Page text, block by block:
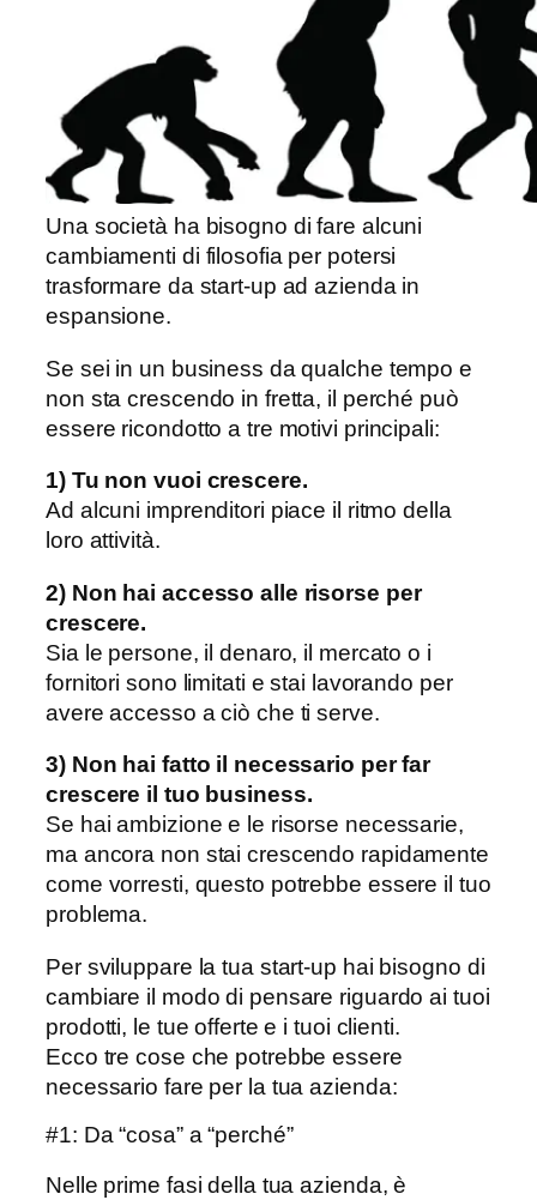
Una società ha bisogno di fare alcuni
cambiamenti di filosofia per potersi
trasformare da start-up ad azienda in
espansione.
Se sei in un business da qualche tempo e
non sta crescendo in fretta, il perché può
essere ricondotto a tre motivi principali:
1) Tu non vuoi crescere.
Ad alcuni imprenditori piace il ritmo della
loro attività.
2) Non hai accesso alle risorse per
crescere.
Sia le persone, il denaro, il mercato o i
fornitori sono limitati e stai lavorando per
avere accesso a ciò che ti serve.
3) Non hai fatto il necessario per far
crescere il tuo business.
Se hai ambizione e le risorse necessarie,
ma ancora non stai crescendo rapidamente
come vorresti, questo potrebbe essere il tuo
problema.
Per sviluppare la tua start-up hai bisogno di
cambiare il modo di pensare riguardo ai tuoi
prodotti, le tue offerte e i tuoi clienti.
Ecco tre cose che potrebbe essere
necessario fare per la tua azienda:
#1: Da “cosa” a “perché”
Nelle prime fasi della tua azienda, è